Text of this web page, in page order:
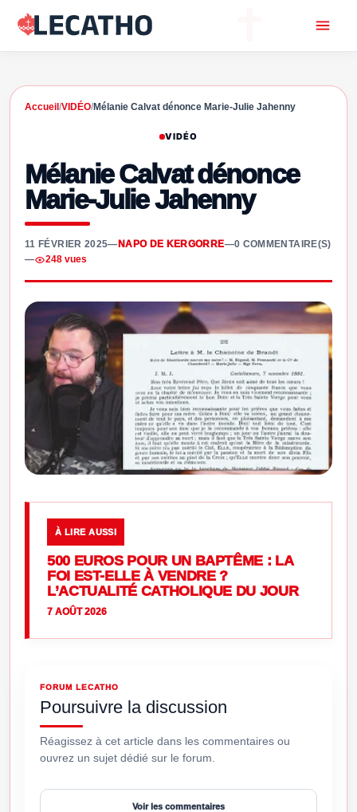
Accueil /VIDÉO/Mélanie Calvat dénonce Marie-Julie Jahenny
VIDÉO
Mélanie Calvat dénonce
Marie-Julie Jahenny
11 FÉVRIER 2025— NAPO DE KERGORRE—0 COMMENTAIRE(S)
—
248 vues
À LIRE AUSSI
500 EUROS POUR UN BAPTÊME : LA
FOI EST-ELLE À VENDRE ?
L’ACTUALITÉ CATHOLIQUE DU JOUR
7 AOÛT 2026
FORUM LECATHO
Poursuivre la discussion
Réagissez à cet article dans les commentaires ou
ouvrez un sujet dédié sur le forum.
Voir les commentaires